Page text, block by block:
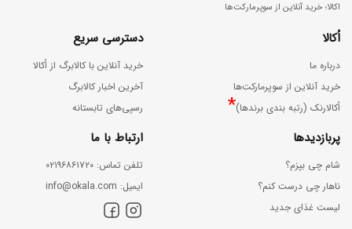
اکالا؛ خرید آنلاین از سوپرمارکت‌ها
اُکالا
درباره ما
خرید آنلاین از سوپرمارکت‌ها
اُکالارنک (رتبه بندی برندها)*
دسترسی سریع
خرید آنلاین با کالابرگ از اُکالا
آخرین اخبار کالابرگ
رسپی‌های تابستانه
پربازدیدها
شام چی بپزم؟
ناهار چی درست کنم؟
لیست غذای جدید
ارتباط با ما
ﺗﻠﻔﻦ ﺗﻤﺎس: ۰۲۱۹۶۸۶۱۷۲۰
اﯾﻤﯿﻞ: info@okala.com